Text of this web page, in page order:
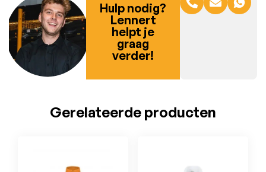
Hulp nodig?
Lennert
helpt je
graag
verder!
Gerelateerde producten